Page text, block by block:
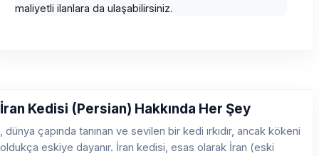
maliyetli ilanlara da ulaşabilirsiniz.
İran Kedisi (Persian) Hakkında Her Şey
, dünya çapında tanınan ve sevilen bir kedi ırkıdır, ancak kökeni
oldukça eskiye dayanır. İran kedisi, esas olarak İran (eski